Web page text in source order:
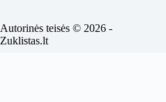
Autorinės teisės © 2026 -
Zuklistas.lt